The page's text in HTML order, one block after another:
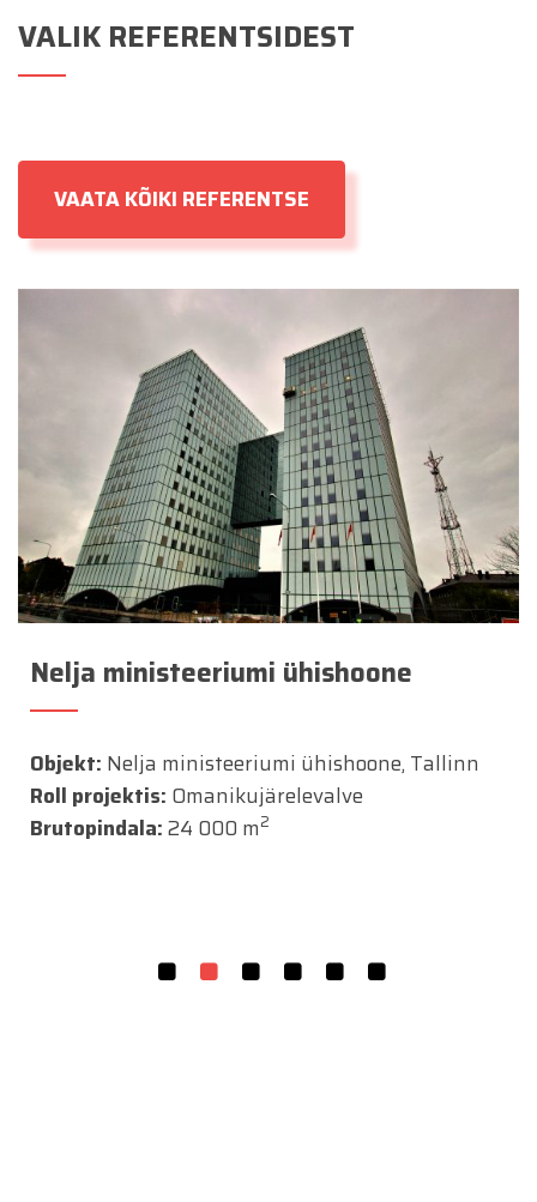
VALIK REFERENTSIDEST
VAATA KÕIKI REFERENTSE
Nelja ministeeriumi ühishoone
Objekt: Nelja ministeeriumi ühishoone, Tallinn
Roll projektis: Omanikujärelevalve
Brutopindala:24 000 m2